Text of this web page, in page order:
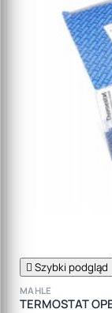
 Szybki podgląd
MAHLE
TERMOSTAT